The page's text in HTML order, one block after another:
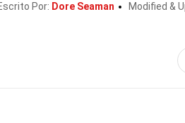
Por: Dore Seaman Modified &